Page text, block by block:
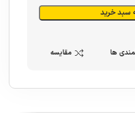
سبد خرید
ها مقایسه